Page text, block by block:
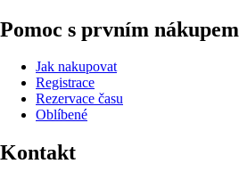
Pomoc s prvním nákupem
Jak nakupovat
Registrace
Rezervace času
Oblíbené
Kontakt